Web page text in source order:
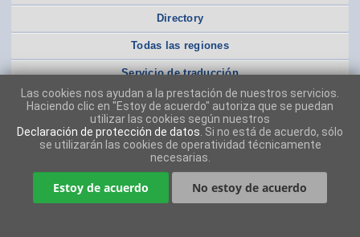
Directory
Todas las regiones
Servicio de traducción
Las cookies nos ayudan a la prestación de nuestros servicios.
Haciendo clic en "Estoy de acuerdo" autoriza que se puedan
utilizar las cookies según nuestros
Declaración de protección de datos . Si no está de acuerdo, sólo
se utilizarán las cookies de operatividad técnicamente
necesarias.